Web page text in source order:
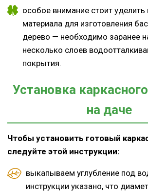
особое внимание стоит
материала для изготовления
дерево — необходимо заранее
несколько слоев
покрытия.
Установка
на даче
Чтобы установить готовый
следуйте этой инструкции:
выкапываем углубление под
инструкции указано, что